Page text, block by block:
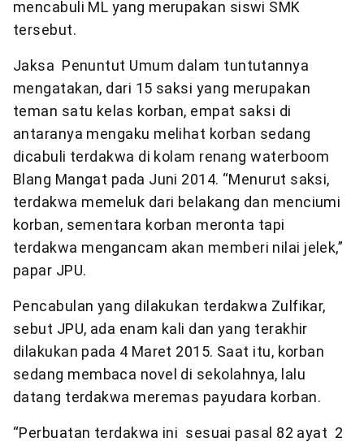
mencabuli ML yang merupakan siswi SMK
tersebut.
Jaksa Penuntut Umum dalam tuntutannya
mengatakan, dari 15 saksi yang merupakan
teman satu kelas korban, empat saksi di
antaranya mengaku melihat korban sedang
dicabuli terdakwa di kolam renang waterboom
Blang Mangat pada Juni 2014. “Menurut saksi,
terdakwa memeluk dari belakang dan menciumi
korban, sementara korban meronta tapi
terdakwa mengancam akan memberi nilai jelek,”
papar JPU.
Pencabulan yang dilakukan terdakwa Zulfikar,
sebut JPU, ada enam kali dan yang terakhir
dilakukan pada 4 Maret 2015. Saat itu, korban
sedang membaca novel di sekolahnya, lalu
datang terdakwa meremas payudara korban.
“Perbuatan terdakwa ini sesuai pasal 82 ayat 2